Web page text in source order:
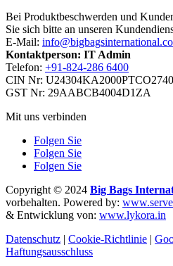
Bei Produktbeschwerden und
Sie sich bitte an unseren
E-Mail:
Kontaktperson: IT Admin
Telefon: +91-824-286 6400
CIN Nr:
GST Nr: 29AABCB4004D1ZA
Mit uns verbinden
Folgen Sie
Folgen Sie
Folgen Sie
Copyright © 2024 Big Bags
vorbehalten. Powered by:
& Entwicklung von: www.lykora.in
Datenschutz | Cookie-Richtlinie |
Haftungsausschluss